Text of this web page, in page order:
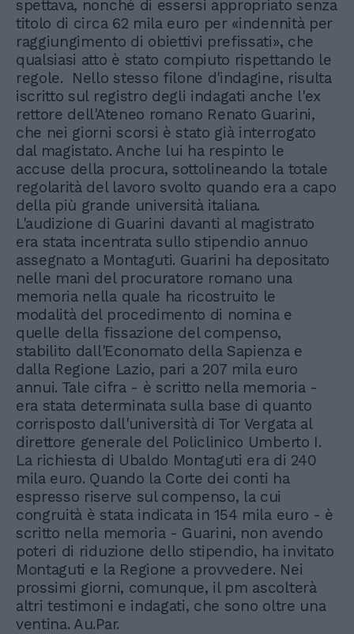
spettava, nonché di essersi appropriato senza
titolo di circa 62 mila euro per «indennità per
raggiungimento di obiettivi prefissati», che
qualsiasi atto è stato compiuto rispettando le
regole. Nello stesso filone d'indagine, risulta
iscritto sul registro degli indagati anche l'ex
rettore dell'Ateneo romano Renato Guarini,
che nei giorni scorsi è stato già interrogato
dal magistato. Anche lui ha respinto le
accuse della procura, sottolineando la totale
regolarità del lavoro svolto quando era a capo
della più grande università italiana.
L'audizione di Guarini davanti al magistrato
era stata incentrata sullo stipendio annuo
assegnato a Montaguti. Guarini ha depositato
nelle mani del procuratore romano una
memoria nella quale ha ricostruito le
modalità del procedimento di nomina e
quelle della fissazione del compenso,
stabilito dall'Economato della Sapienza e
dalla Regione Lazio, pari a 207 mila euro
annui. Tale cifra - è scritto nella memoria -
era stata determinata sulla base di quanto
corrisposto dall'università di Tor Vergata al
direttore generale del Policlinico Umberto I.
La richiesta di Ubaldo Montaguti era di 240
mila euro. Quando la Corte dei conti ha
espresso riserve sul compenso, la cui
congruità è stata indicata in 154 mila euro - è
scritto nella memoria - Guarini, non avendo
poteri di riduzione dello stipendio, ha invitato
Montaguti e la Regione a provvedere. Nei
prossimi giorni, comunque, il pm ascolterà
altri testimoni e indagati, che sono oltre una
ventina. Au.Par.